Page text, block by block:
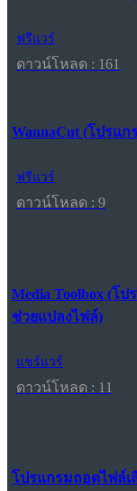
ฟรีแวร์
ดาวน์โหลด : 161
WannaCut (โปรแ
ฟรีแวร์
ดาวน์โหลด : 9
Media Toolbox (โ
ช่วยแปลงไฟล์)
แชร์แวร์
ดาวน์โหลด : 11
โปรแกรมถอดไฟล์เ